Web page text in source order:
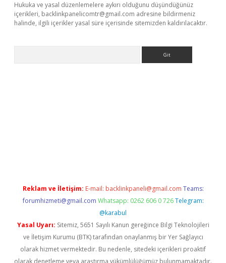
Hukuka ve yasal düzenlemelere aykırı olduğunu düşündüğünüz
içerikleri, backlinkpanelicomtr@gmail.com adresine bildirmeniz
halinde, ilgili içerikler yasal süre içerisinde sitemizden kaldırılacaktır.
Reklam ve İletişim: E-mail: backlinkpaneli@gmail.com Teams:
forumhizmeti@gmail.com Whatsapp: 0262 606 0 726 Telegram:
@karabul
Yasal Uyarı: Sitemiz, 5651 Sayılı Kanun gereğince Bilgi Teknolojileri
ve İletişim Kurumu (BTK) tarafından onaylanmış bir Yer Sağlayıcı
olarak hizmet vermektedir. Bu nedenle, sitedeki içerikleri proaktif
olarak denetleme veya araştırma yükümlülüğümüz bulunmamaktadır.